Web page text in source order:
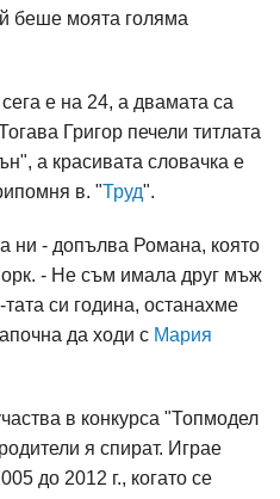
беше моята голяма
е на 24, а двамата са
Григор печели титлата
а красивата словачка е
в. "Труд".
ни - допълва Романа, която
- Не съм имала друг мъж
си година, останахме
да ходи с Мария
в конкурса "Топмодел
я спират. Играе
до 2012 г., когато се